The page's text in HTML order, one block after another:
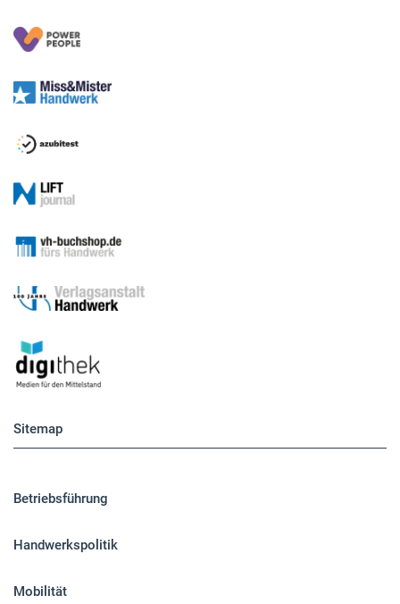
Sitemap
Betriebsführung
Handwerkspolitik
Mobilität